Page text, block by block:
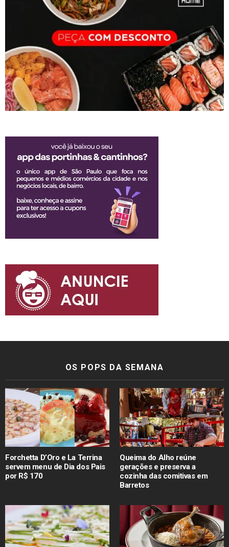
OS POPS DA SEMANA
Forchetta D’Oro e La Terrina
servem menu de Dia dos Pais
por R$ 170
Queima do Alho reúne
gerações e preserva a
cozinha das comitivas em
Barretos